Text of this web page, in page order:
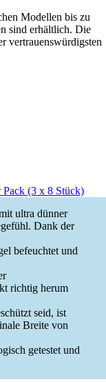
Modellen bis zu
sind erhältlich. Die
vertrauenswürdigsten
(3 x 8 Stück)
ultra dünner
Dank der
befeuchtet und
richtig herum
seid, ist
Breite von
getestet und